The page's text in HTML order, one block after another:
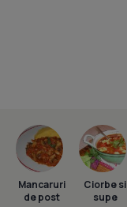
Mancaruri
de post
Ciorbe si
supe